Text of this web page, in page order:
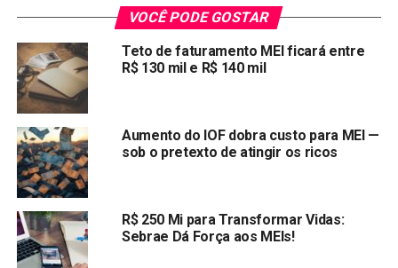
o Código de Regime Tributário 4 (CRT 4) será obrigatório
para todos os MEIs, modificando a forma como você
emite e gerencia seus documentos fiscais.
OCRT 4é um novo código que deve ser inserido nas
notas fiscais eletrônicas emitidas pelos MEIs. Essa
medida visa organizar e padronizar o processo de
emissão de NF-e e NFC-e, facilitando o controle da
Receita Federal.
O número de MEIs continua crescendo no Brasil.
Recentemente, o país registrou o maior número de novas
pequenas empresas do ano, com quase 378 mil novos
VOCÊ PODE GOSTAR
Teto de faturamento MEI ficará entre
R$ 130 mil e R$ 140 mil
Aumento do IOF dobra custo para MEI —
sob o pretexto de atingir os ricos
R$ 250 Mi para Transformar Vidas:
Sebrae Dá Força aos MEIs!